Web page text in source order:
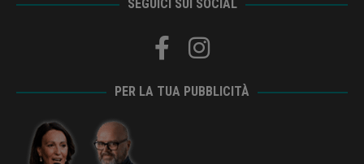
SEGUICI SUI SOCIAL
PER LA TUA PUBBLICITÀ